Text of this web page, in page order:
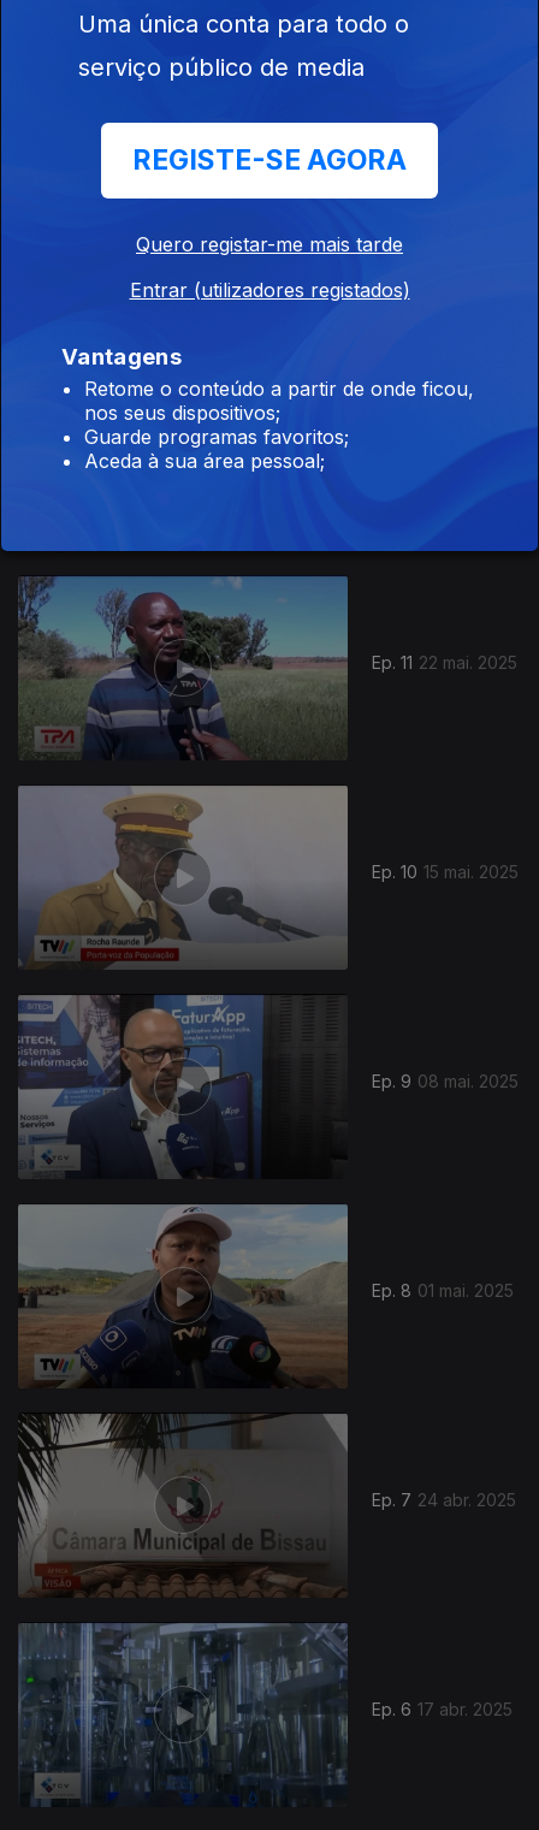
Ep. 14
Ep. 13
Ep. 11 22 mai. 2025
Ep. 10 15 mai. 2025
Ep. 9 08 mai. 2025
Ep. 8 01 mai. 2025
Ep. 7 24 abr. 2025
Ep. 6 17 abr. 2025
842585
Uma única conta para todo o
serviço público de media
REGISTE-SE AGORA
Quero registar-me mais tarde
Entrar (utilizadores registados)
Vantagens
Retome o conteúdo a partir de onde ficou,
nos seus dispositivos;
Guarde programas favoritos;
Aceda à sua área pessoal;